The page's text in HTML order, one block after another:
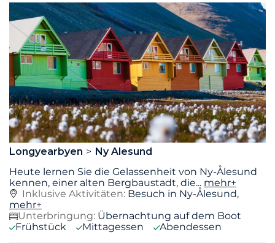
Longyearbyen
Ny Alesund
Heute lernen Sie die Gelassenheit von Ny-Ålesund
kennen, einer alten Bergbaustadt, die... mehr+
Inklusive Aktivitäten: Besuch in Ny-Ålesund,
mehr+
Unterbringung: Übernachtung auf dem Boot
Frühstück
Mittagessen Abendessen